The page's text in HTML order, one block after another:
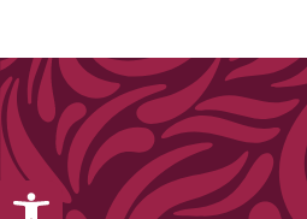
Open toolbar